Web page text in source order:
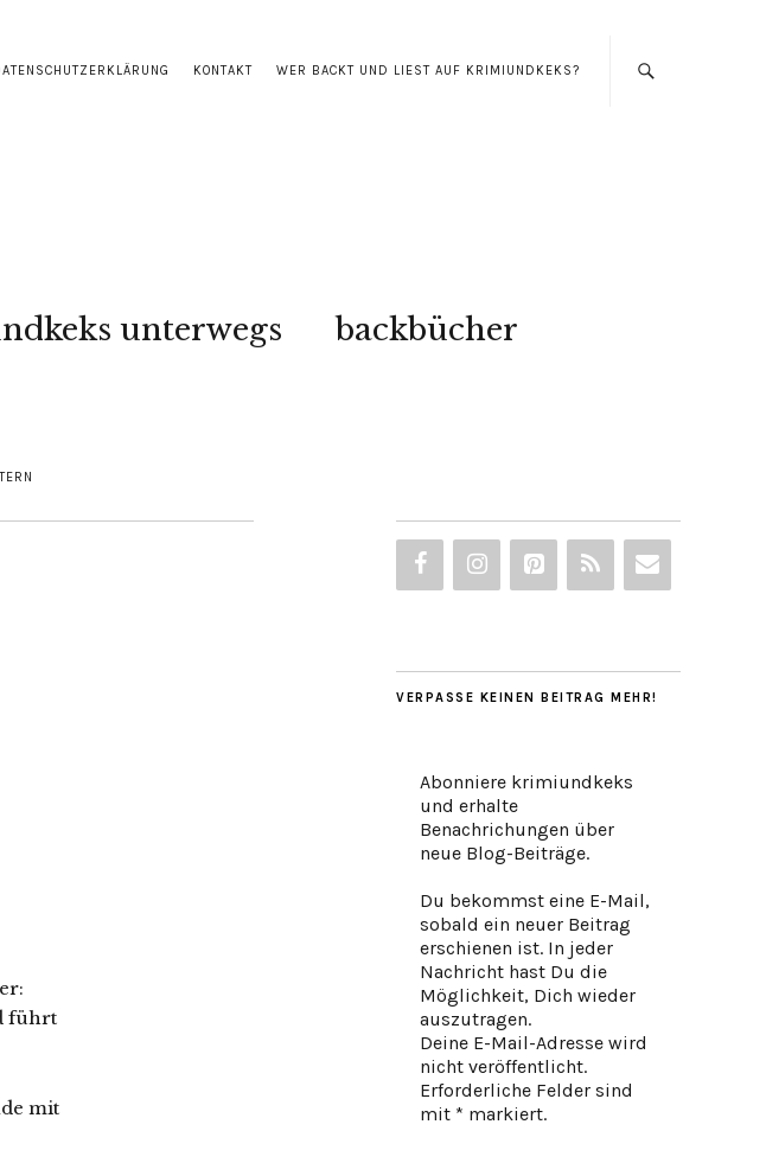
KONTAKT WER BACKT UND LIEST AUF KRIMIUNDKEKS?
unterwegs backbücher
führt
mit
VERPASSE KEINEN BEITRAG MEHR!
Abonniere krimiundkeks
und erhalte
Benachrichungen über
neue Blog-Beiträge.
Du bekommst eine E-Mail,
sobald ein neuer Beitrag
erschienen ist. In jeder
Nachricht hast Du die
Möglichkeit, Dich wieder
auszutragen.
Deine E-Mail-Adresse wird
nicht veröffentlicht.
Erforderliche Felder sind
mit * markiert.